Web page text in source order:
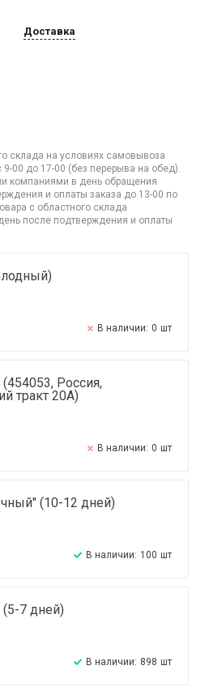
Доставка
склада на условиях самовывоза
00 до 17-00 (без перерыва на обед).
компаниями в день обращения
и оплаты заказа до 13-00 по
с областного склада
после подтверждения и оплаты
В наличии: 0 шт
Россия,
тракт 20А)
В наличии: 0 шт
(10-12 дней)
В наличии: 100 шт
7 дней)
В наличии: 898 шт